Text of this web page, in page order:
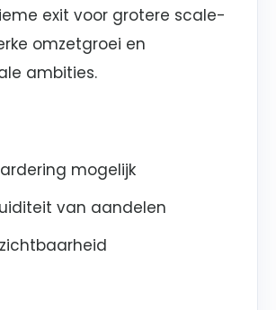
exit voor grotere scale-
omzetgroei en
ambities.
mogelijk
van aandelen